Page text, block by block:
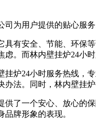
为用户提供的贴心服
有安全、节能、环保
。而林内壁挂炉24小
炉24小时服务热线，
法。同时，林内壁挂
供了一个安心、放心的
牌形象的表现。